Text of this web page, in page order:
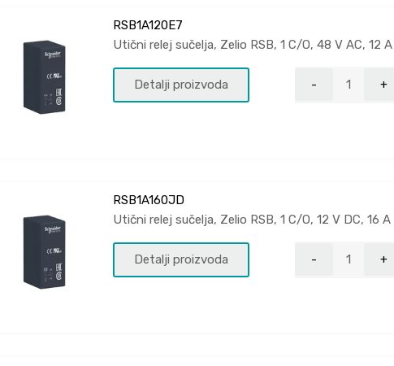
RSB1A120E7
Utični relej sučelja, Zelio RSB, 1 C/O, 48 V AC, 12 A
Detalji proizvoda
RSB1A160JD
Utični relej sučelja, Zelio RSB, 1 C/O, 12 V DC, 16 A
Detalji proizvoda